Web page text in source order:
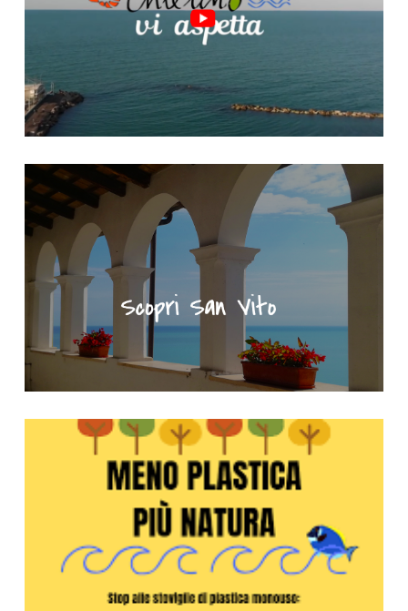
"Scopri San Vito" - Portale turistico del Comune di San Vito
Meno plastica più natura - Clicca per saperne di più